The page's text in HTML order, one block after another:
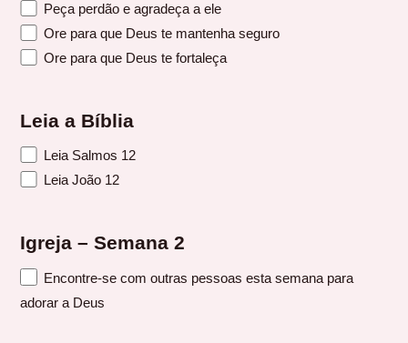
Peça perdão e agradeça a ele
Ore para que Deus te mantenha seguro
Ore para que Deus te fortaleça
Leia a Bíblia
Leia Salmos 12
Leia João 12
Igreja – Semana 2
Encontre-se com outras pessoas esta semana para
adorar a Deus